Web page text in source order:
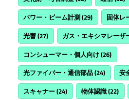
パワー・ビーム計測(29) 固体レ
光響(27) ガス・エキシマレーザ
コンシューマー・個人向け(26)
光ファイバー・通信部品(24) 安
スキャナー(24) 物体認識(22)